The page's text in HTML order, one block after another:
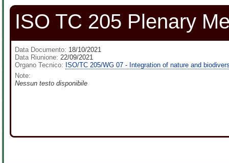
ISO TC 205 Plenary
Data Documento: 18/10/2021
Data Riunione: 22/09/2021
Organo Tecnico: ISO/TC 205/WG 07 - Integration of nature and
Note:
Nessun testo disponibile